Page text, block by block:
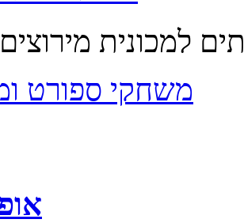
משחקי ספורט